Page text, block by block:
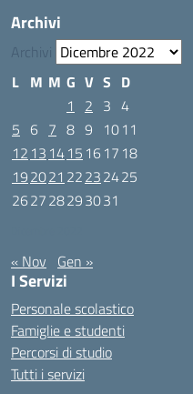
Archivi
Archivi
L M M G V S D
1
2 3 4
5 6 7 8 9 1011
12 13 1415 1617 18
192021 22232425
262728293031
« Nov Gen »
I Servizi
Personale scolastico
Famiglie e studenti
Percorsi di studio
Tutti i servizi